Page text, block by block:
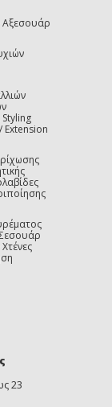
Αξεσουάρ
Extension
Χτένες
23